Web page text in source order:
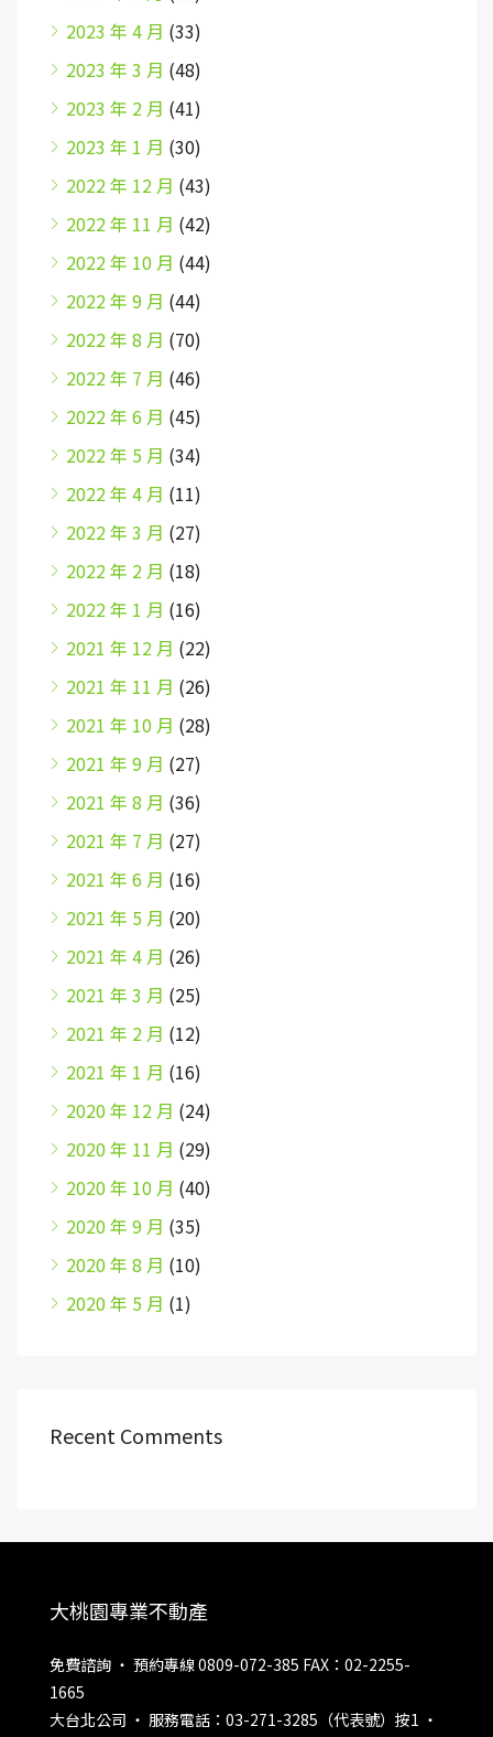
2023 年 4 月 (33)
2023 年 3 月 (48)
2023 年 2 月 (41)
2023 年 1 月 (30)
2022 年 12 月 (43)
2022 年 11 月 (42)
2022 年 10 月 (44)
2022 年 9 月 (44)
2022 年 8 月 (70)
2022 年 7 月 (46)
2022 年 6 月 (45)
2022 年 5 月 (34)
2022 年 4 月 (11)
2022 年 3 月 (27)
2022 年 2 月 (18)
2022 年 1 月 (16)
2021 年 12 月 (22)
2021 年 11 月 (26)
2021 年 10 月 (28)
2021 年 9 月 (27)
2021 年 8 月 (36)
2021 年 7 月 (27)
2021 年 6 月 (16)
2021 年 5 月 (20)
2021 年 4 月 (26)
2021 年 3 月 (25)
2021 年 2 月 (12)
2021 年 1 月 (16)
2020 年 12 月 (24)
2020 年 11 月 (29)
2020 年 10 月 (40)
2020 年 9 月 (35)
2020 年 8 月 (10)
2020 年 5 月 (1)
Recent Comments
大桃園專業不動產
免費諮詢 ‧ 預約專線 0809-072-385 FAX：02-2255-
1665
大台北公司 ‧ 服務電話：03-271-3285（代表號）按1 ‧